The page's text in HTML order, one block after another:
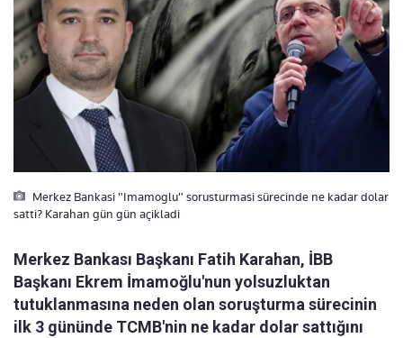
Merkez Bankasi "Imamoglu" sorusturmasi sürecinde ne kadar dolar
satti? Karahan gün gün açikladi
Merkez Bankası Başkanı Fatih Karahan, İBB
Başkanı Ekrem İmamoğlu'nun yolsuzluktan
tutuklanmasına neden olan soruşturma sürecinin
ilk 3 gününde TCMB'nin ne kadar dolar sattığını